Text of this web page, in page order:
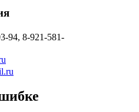
94, 8-921-581-